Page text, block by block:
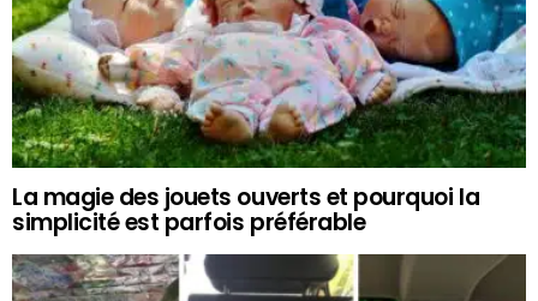
La magie des jouets ouverts et pourquoi la
simplicité est parfois préférable